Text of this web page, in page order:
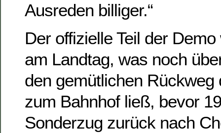
Ausreden billiger.“
Der offizielle Teil der
am Landtag, was noch
den gemütlichen Rückweg
zum Bahnhof ließ, bevor
Sonderzug zurück nach